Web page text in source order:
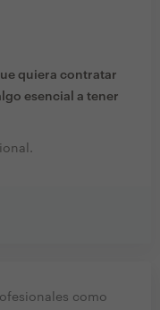
quiera contratar
esencial a tener
como